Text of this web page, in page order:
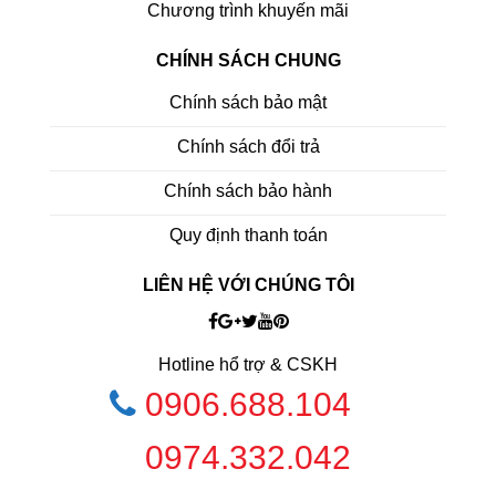
Chương trình khuyến mãi
CHÍNH SÁCH CHUNG
Chính sách bảo mật
Chính sách đổi trả
Chính sách bảo hành
Quy định thanh toán
LIÊN HỆ VỚI CHÚNG TÔI
Hotline hổ trợ & CSKH
0906.688.104
0974.332.042